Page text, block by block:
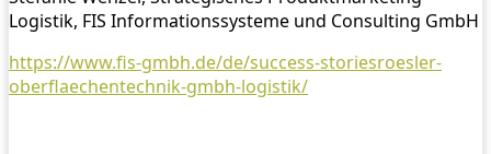
Logistik, FIS Informationssysteme und Consulting GmbH
https://www.fis-gmbh.de/de/success-storiesroesler-
oberflaechentechnik-gmbh-logistik/